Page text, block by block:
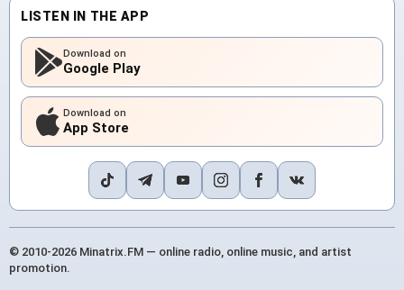
LISTEN IN THE APP
Download on
Google Play
Download on
App Store
© 2010-2026 Minatrix.FM — online radio, online music, and artist
promotion.